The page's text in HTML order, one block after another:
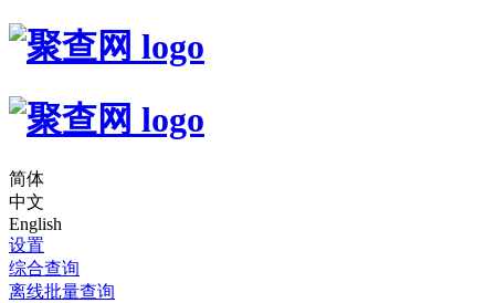
简体
中文
English
设置
综合查询
离线批量查询